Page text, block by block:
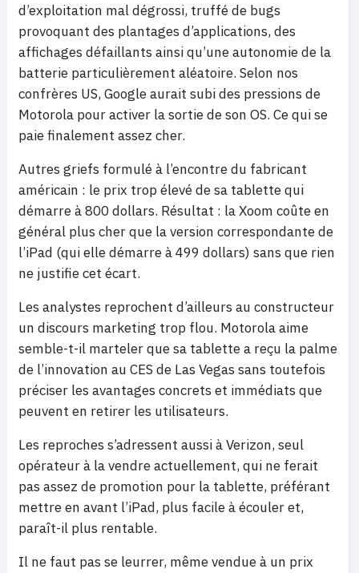
d’exploitation mal dégrossi, truffé de bugs
provoquant des plantages d’applications, des
affichages défaillants ainsi qu’une autonomie de la
batterie particulièrement aléatoire. Selon nos
confrères US, Google aurait subi des pressions de
Motorola pour activer la sortie de son OS. Ce qui se
paie finalement assez cher.
Autres griefs formulé à l’encontre du fabricant
américain : le prix trop élevé de sa tablette qui
démarre à 800 dollars. Résultat : la Xoom coûte en
général plus cher que la version correspondante de
l’iPad (qui elle démarre à 499 dollars) sans que rien
ne justifie cet écart.
Les analystes reprochent d’ailleurs au constructeur
un discours marketing trop flou. Motorola aime
semble-t-il marteler que sa tablette a reçu la palme
de l’innovation au CES de Las Vegas sans toutefois
préciser les avantages concrets et immédiats que
peuvent en retirer les utilisateurs.
Les reproches s’adressent aussi à Verizon, seul
opérateur à la vendre actuellement, qui ne ferait
pas assez de promotion pour la tablette, préférant
mettre en avant l’iPad, plus facile à écouler et,
paraît-il plus rentable.
Il ne faut pas se leurrer, même vendue à un prix